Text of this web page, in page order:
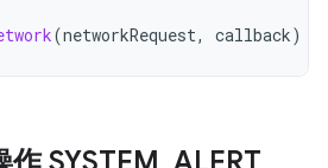
(networkRequest, callback)